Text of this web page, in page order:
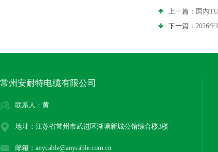
上一篇： 国内
下一篇： 2026
常州安耐特电缆有限公司
联系人：黄
地址：江苏省常州市武进区湖塘新城公馆综合楼3楼
邮箱：anycable@anycable.com.cn